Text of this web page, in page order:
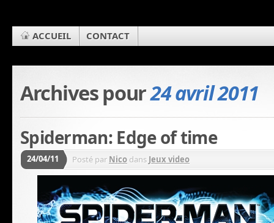
ACCUEIL CONTACT
Archives pour24 avril 2011
Spiderman: Edge of time
24/04/11 Posté par Nico dans Jeux video